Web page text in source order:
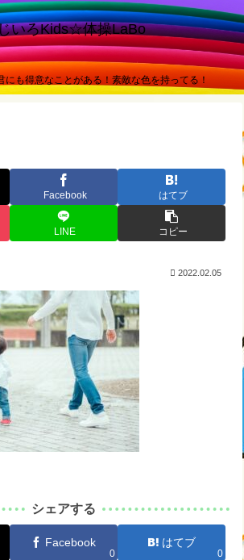
いろKids☆体操LaBo
にも得意なことがある！素敵な色を持ってる！
Facebook はてブ
LINE コピー
2022.02.05
シェアする
Facebook
0
はてブ
0